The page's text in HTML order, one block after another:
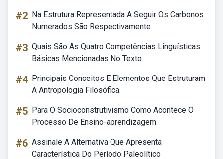
#2 Na Estrutura Representada A Seguir Os Carbonos
Numerados São Respectivamente
#3 Quais São As Quatro Competências Linguísticas
Básicas Mencionadas No Texto
#4 Principais Conceitos E Elementos Que Estruturam
A Antropologia Filosófica.
#5 Para O Socioconstrutivismo Como Acontece O
Processo De Ensino-aprendizagem
#6 Assinale A Alternativa Que Apresenta
Característica Do Período Paleolítico